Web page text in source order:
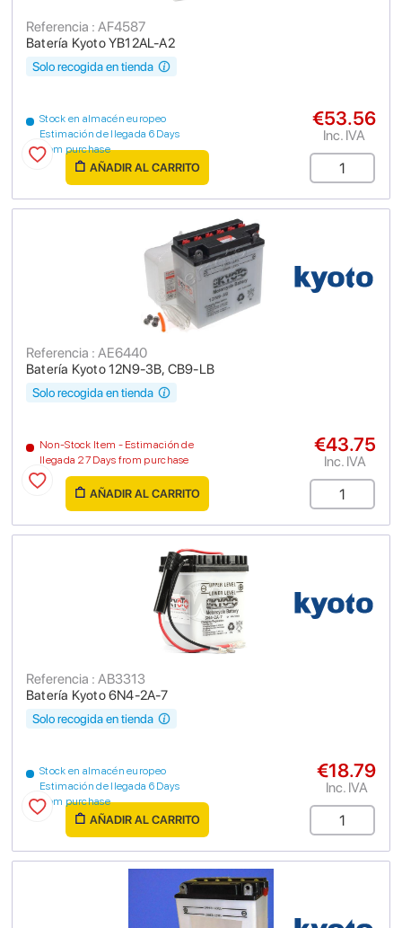
Batería Kyoto YB12AL-A2
Referencia : AF4587
Stock en almacén europeo
Estimación de llegada 6 Days
from purchase
Solo recogida en tienda
€53.56
Inc. IVA
AÑADIR AL CARRITO
Batería Kyoto 12N9-3B, CB9-LB
Referencia : AE6440
Non-Stock Item - Estimación de
llegada 27 Days from purchase
Solo recogida en tienda
€43.75
Inc. IVA
AÑADIR AL CARRITO
Batería Kyoto 6N4-2A-7
Referencia : AB3313
Stock en almacén europeo
Estimación de llegada 6 Days
from purchase
Solo recogida en tienda
€18.79
Inc. IVA
AÑADIR AL CARRITO